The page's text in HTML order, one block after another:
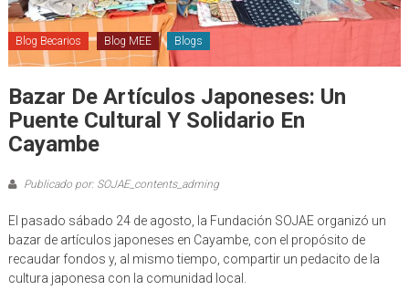
Blog Becarios Blog MEE Blogs
Bazar De Artículos Japoneses: Un
Puente Cultural Y Solidario En
Cayambe
Publicado por: SOJAE_contents_adming
El pasado sábado 24 de agosto, la Fundación SOJAE organizó un
bazar de artículos japoneses en Cayambe, con el propósito de
recaudar fondos y, al mismo tiempo, compartir un pedacito de la
cultura japonesa con la comunidad local.